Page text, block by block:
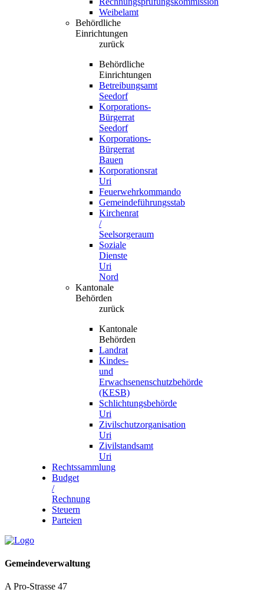
Weibelamt
Behördliche
Einrichtungen
zurück
Behördliche
Einrichtungen
Betreibungsamt
Seedorf
Korporations-
Bürgerrat
Seedorf
Korporations-
Bürgerrat
Bauen
Korporationsrat
Uri
Feuerwehrkommando
Gemeindeführungsstab
Kirchenrat
/
Seelsorgeraum
Soziale
Dienste
Uri
Nord
Kantonale
Behörden
zurück
Kantonale
Behörden
Landrat
Kindes-
und
Erwachsenenschutzbehörde
(KESB)
Schlichtungsbehörde
Uri
Zivilschutzorganisation
Uri
Zivilstandsamt
Uri
Rechtssammlung
Budget
/
Rechnung
Steuern
Parteien
Gemeindeverwaltung
A Pro-Strasse 47